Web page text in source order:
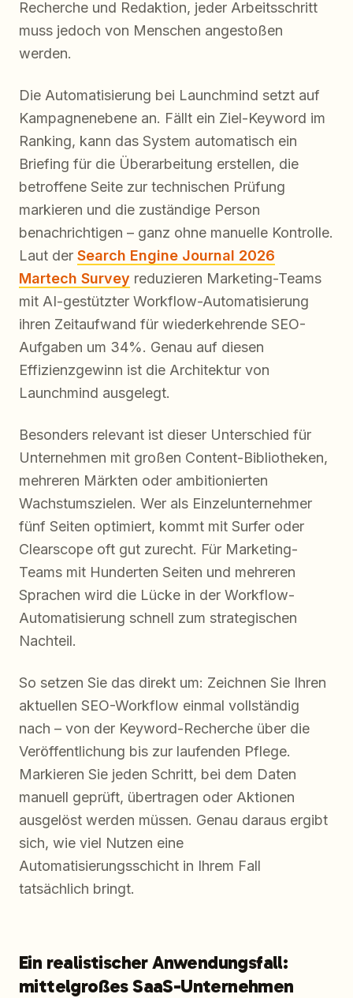
Recherche und Redaktion, jeder Arbeitsschritt
muss jedoch von Menschen angestoßen
werden.
Die Automatisierung bei Launchmind setzt auf
Kampagnenebene an. Fällt ein Ziel-Keyword im
Ranking, kann das System automatisch ein
Briefing für die Überarbeitung erstellen, die
betroffene Seite zur technischen Prüfung
markieren und die zuständige Person
benachrichtigen – ganz ohne manuelle Kontrolle.
Laut der Search Engine Journal 2026
Martech Survey reduzieren Marketing-Teams
mit AI-gestützter Workflow-Automatisierung
ihren Zeitaufwand für wiederkehrende SEO-
Aufgaben um 34%. Genau auf diesen
Effizienzgewinn ist die Architektur von
Launchmind ausgelegt.
Besonders relevant ist dieser Unterschied für
Unternehmen mit großen Content-Bibliotheken,
mehreren Märkten oder ambitionierten
Wachstumszielen. Wer als Einzelunternehmer
fünf Seiten optimiert, kommt mit Surfer oder
Clearscope oft gut zurecht. Für Marketing-
Teams mit Hunderten Seiten und mehreren
Sprachen wird die Lücke in der Workflow-
Automatisierung schnell zum strategischen
Nachteil.
So setzen Sie das direkt um: Zeichnen Sie Ihren
aktuellen SEO-Workflow einmal vollständig
nach – von der Keyword-Recherche über die
Veröffentlichung bis zur laufenden Pflege.
Markieren Sie jeden Schritt, bei dem Daten
manuell geprüft, übertragen oder Aktionen
ausgelöst werden müssen. Genau daraus ergibt
sich, wie viel Nutzen eine
Automatisierungsschicht in Ihrem Fall
tatsächlich bringt.
Ein realistischer Anwendungsfall:
mittelgroßes SaaS-Unternehmen